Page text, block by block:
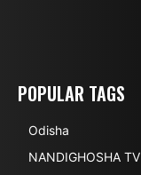
POPULAR TAGS
Odisha
NANDIGHOSHA TV